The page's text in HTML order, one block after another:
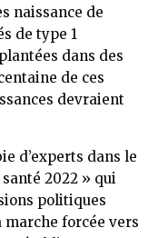
naissance de
de type 1
dans des
de ces
devraient
d’experts dans le
2022 » qui
politiques
marche forcée vers